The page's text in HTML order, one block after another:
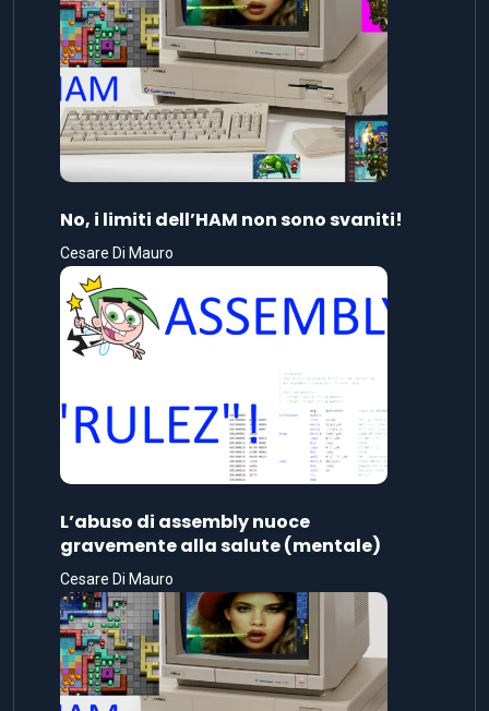
No, i limiti dell’HAM non sono svaniti!
Cesare Di Mauro
L’abuso di assembly nuoce
gravemente alla salute (mentale)
Cesare Di Mauro